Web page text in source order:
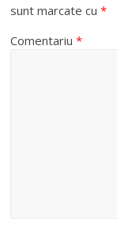
sunt marcate cu*
Comentariu*